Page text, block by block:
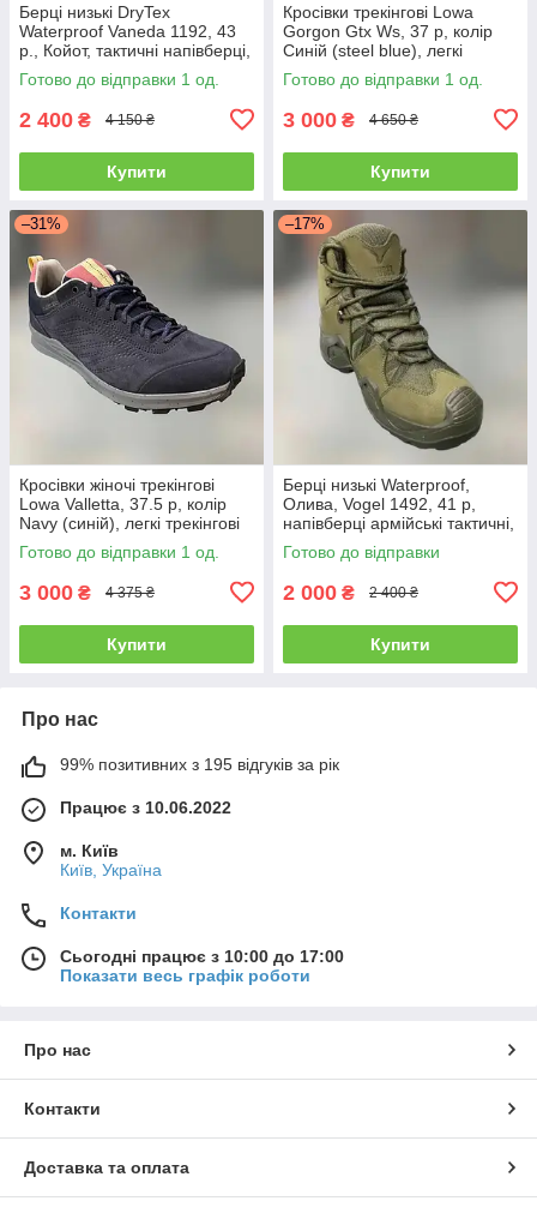
Берці низькі DryTex
Waterproof Vaneda 1192, 43
р., Койот, тактичні напівберці,
черевики для військових
Готово до відправки 1 од.
2 400 ₴ 4 150 ₴
Купити
Кросівки трекінгові Lowa
Gorgon Gtx Ws, 37 р, колір
Синій (steel blue), легкі
черевики трекінгові
Готово до відправки 1 од.
3 000 ₴ 4 650 ₴
Купити
–31%
Кросівки жіночі трекінгові
Lowa Valletta, 37.5 р, колір
Navy (синій), легкі трекінгові
черевики
Готово до відправки 1 од.
3 000 ₴ 4 375 ₴
Купити
–17%
Берці низькі Waterproof,
Олива, Vogel 1492, 41 р,
напівберці армійські тактичні,
легкі військові напівберці (C-
1492NHK)
Готово до відправки
2 000 ₴ 2 400 ₴
Купити
Про нас
99% позитивних з 195 відгуків за рік
Працює з 10.06.2022
м. Київ
Київ, Україна
Контакти
Сьогодні працює з 10:00 до 17:00
Показати весь графік роботи
Про нас
Контакти
Доставка та оплата